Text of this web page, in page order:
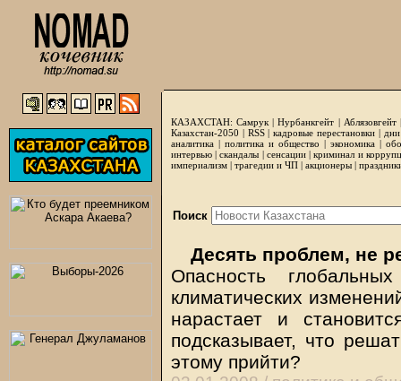
КАЗАХСТАН: Самрук |Нурбанкгейт | Аблязовгейт
Казахстан-2050 | RSS|кадровые перестановки|
аналитика | политика и общество | экономика |
интервью |скандалы | сенсации|криминал и
империализм | трагедии и ЧП | акционеры |
Поиск
Десять проблем, не
Опасность
климатических
нарастает и
подсказывает, что
этому прийти?